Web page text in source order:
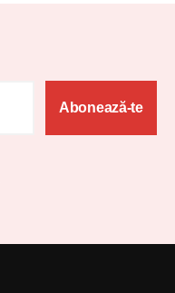
Abonează-te